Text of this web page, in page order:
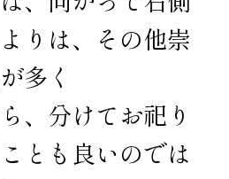
りは、その他崇
多く
、分けてお祀り
とも良いのでは